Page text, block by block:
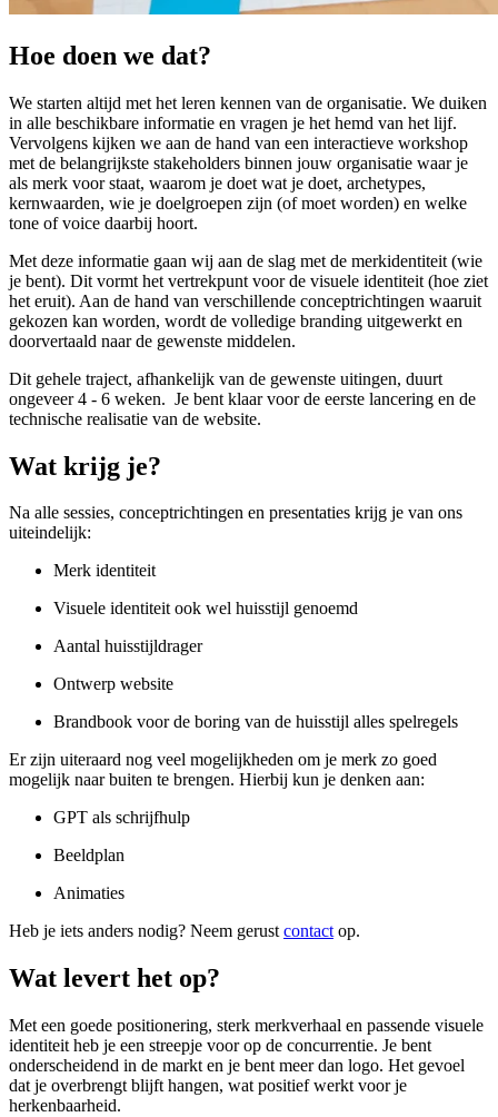
Hoe doen we dat?
We starten altijd met het leren kennen van de organisatie. We duiken
in alle beschikbare informatie en vragen je het hemd van het lijf.
Vervolgens kijken we aan de hand van een interactieve workshop
met de belangrijkste stakeholders binnen jouw organisatie waar je
als merk voor staat, waarom je doet wat je doet, archetypes,
kernwaarden, wie je doelgroepen zijn (of moet worden) en welke
tone of voice daarbij hoort.
Met deze informatie gaan wij aan de slag met de merkidentiteit (wie
je bent). Dit vormt het vertrekpunt voor de visuele identiteit (hoe ziet
het eruit). Aan de hand van verschillende conceptrichtingen waaruit
gekozen kan worden, wordt de volledige branding uitgewerkt en
doorvertaald naar de gewenste middelen.
Dit gehele traject, afhankelijk van de gewenste uitingen, duurt
ongeveer 4 - 6 weken. Je bent klaar voor de eerste lancering en de
technische realisatie van de website.
Wat krijg je?
Na alle sessies, conceptrichtingen en presentaties krijg je van ons
uiteindelijk:
Merk identiteit
Visuele identiteit ook wel huisstijl genoemd
Aantal huisstijldrager
Ontwerp website
Brandbook voor de boring van de huisstijl alles spelregels
Er zijn uiteraard nog veel mogelijkheden om je merk zo goed
mogelijk naar buiten te brengen. Hierbij kun je denken aan:
GPT als schrijfhulp
Beeldplan
Animaties
Heb je iets anders nodig? Neem gerustcontactop.
Wat levert het op?
Met een goede positionering, sterk merkverhaal en passende visuele
identiteit heb je een streepje voor op de concurrentie. Je bent
onderscheidend in de markt en je bent meer dan logo. Het gevoel
dat je overbrengt blijft hangen, wat positief werkt voor je
herkenbaarheid.